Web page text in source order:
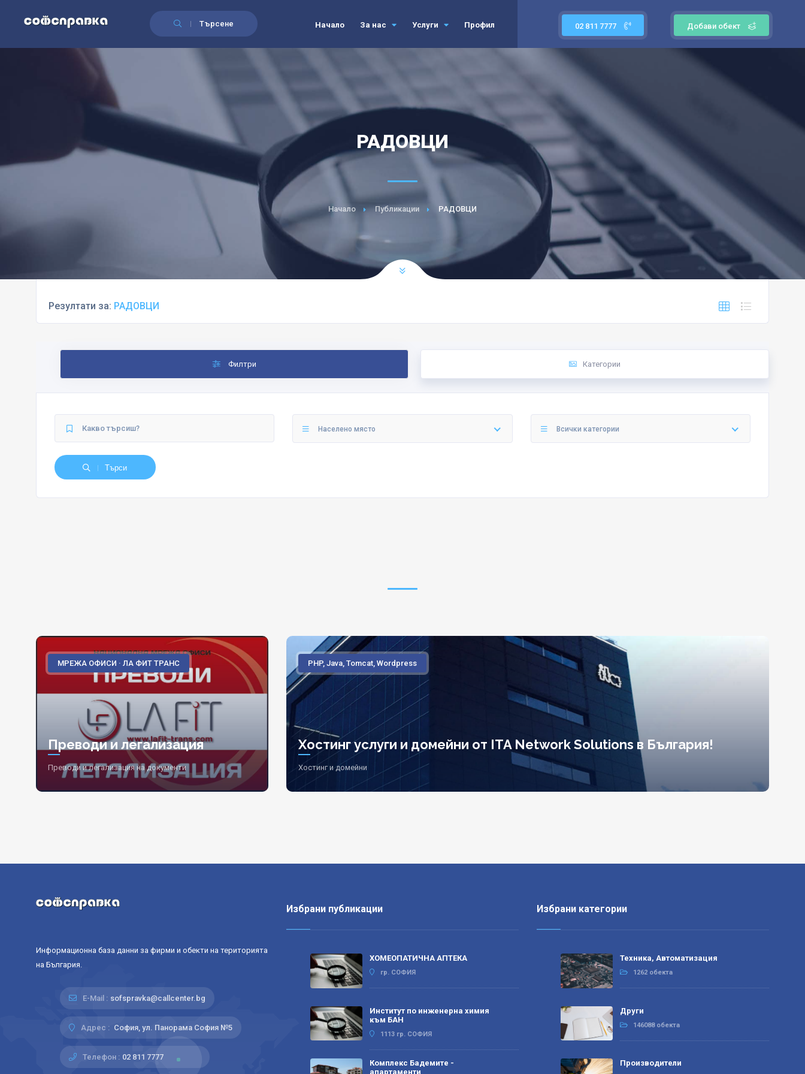
Търсене Добави обект
02 811 7777
Начало За нас Услуги Профил
РАДОВЦИ
Начало Публикации РАДОВЦИ
Резултати за: РАДОВЦИ
Филтри Категории
Населено място Всички категории
Търси
МРЕЖА ОФИСИ · ЛА ФИТ ТРАНС
Преводи и легализация
Преводи и легализация на документи
PHP, Java, Tomcat, Wordpress
Хостинг услуги и домейни от ITA Network Solutions в България!
Хостинг и домейни
Информационна база данни за фирми и обекти на територията
на България.
E-Mail : sofspravka@callcenter.bg
Адрес : София, ул. Панорама София №5
Телефон : 02 811 7777
Избрани публикации
ХОМЕОПАТИЧНА АПТЕКА
гр. СОФИЯ
Институт по инженерна химия
към БАН
1113 гр. СОФИЯ
Комплекс Бадемите -
апартаменти
Избрани категории
Техника, Автоматизация
1262 обекта
Други
146088 обекта
Производители